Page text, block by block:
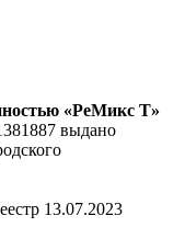
«РеМикс Т»
выдано
13.07.2023